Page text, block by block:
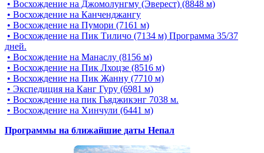
• Восхождение на Джомолунгму (Эверест) (8848 м)
• Восхождение на Канченджангу
• Восхождение на Пумори (7161 м)
• Восхождение на Пик Тиличо (7134 м) Программа 35/37
дней.
• Восхождение на Манаслу (8156 м)
• Восхождение на Пик Лхоцзе (8516 м)
• Восхождение на Пик Жанну (7710 м)
• Экспедиция на Канг Гуру (6981 м)
• Восхождение на пик Гьяджикэнг 7038 м.
• Восхождение на Хинчули (6441 м)
Программы на ближайшие даты Непал